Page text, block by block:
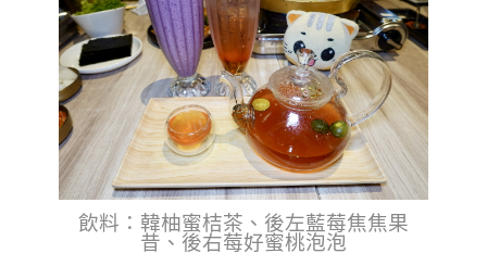
飲料：韓柚蜜桔茶、後左藍莓焦焦果
昔、後右莓好蜜桃泡泡